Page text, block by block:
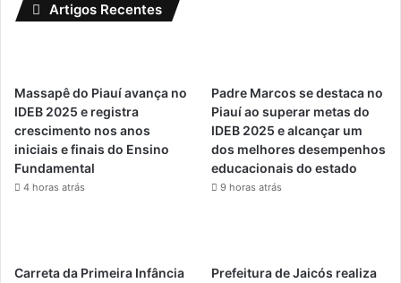
Artigos Recentes
Massapê do Piauí avança no
IDEB 2025 e registra
crescimento nos anos
iniciais e finais do Ensino
Fundamental
4 horas atrás
Padre Marcos se destaca no
Piauí ao superar metas do
IDEB 2025 e alcançar um
dos melhores desempenhos
educacionais do estado
9 horas atrás
Carreta da Primeira Infância
Prefeitura de Jaicós realiza